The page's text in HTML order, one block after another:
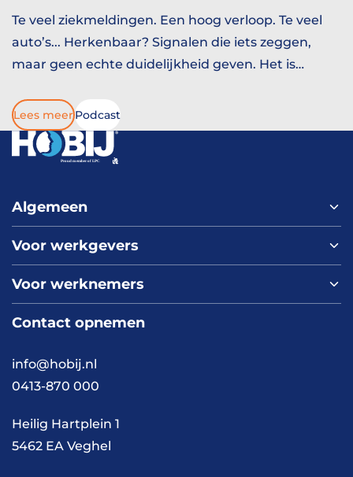
Te veel ziekmeldingen. Een hoog verloop. Te veel
auto’s... Herkenbaar? Signalen die iets zeggen,
maar geen echte duidelijkheid geven. Het is
zitten. Pas als je data naast gevoel legt, zie je wat
er echt aan de hand is en waar je kunt ingrijpen.
Lees meerPodcast
Algemeen
Home
Over ons
Werken bij HOBIJ
Contact
Voor werkgevers
Nieuws
Blog
Academy
Cases
Voor werknemers
Vacaturepagina
Werken en wonen
Kennis en inspiratie
Contact opnemen
info@hobij.nl
0413-870 000
Heilig Hartplein 1
5462 EA Veghel